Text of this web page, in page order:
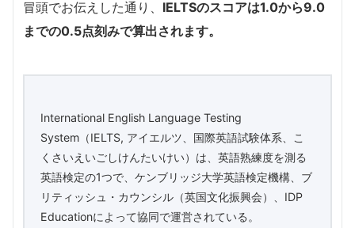
冒頭でお伝えした通り、 IELTSのスコアは1.0から9.0
までの0.5点刻みで算出されます。
International English Language Testing
System（IELTS, アイエルツ、国際英語試験体系、こ
くさいえいごしけんたいけい）は、英語熟練度を測る
英語検定の1つで、ケンブリッジ大学英語検定機構、ブ
リティッシュ・カウンシル（英国文化振興会）、IDP
Educationによって協同で運営されている。